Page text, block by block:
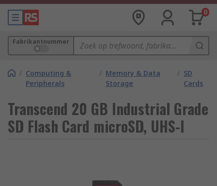
0
Fabrikantnummer
/ Computing &
Peripherals
/ Memory & Data
Storage
/ SD
Cards
Transcend 20 GB Industrial Grade
SD Flash Card microSD, UHS-I